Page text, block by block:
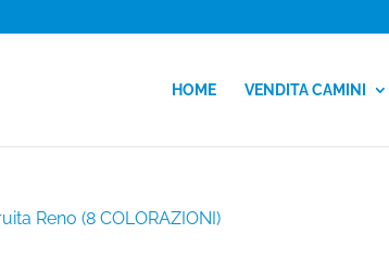
HOME VENDITA CAMINI
Reno (8 COLORAZIONI)